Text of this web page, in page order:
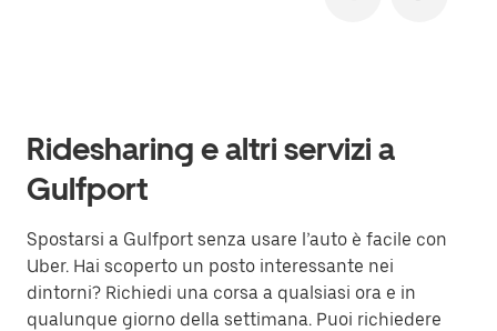
Ridesharing e altri servizi a
Gulfport
Spostarsi a Gulfport senza usare l’auto è facile con
Uber. Hai scoperto un posto interessante nei
dintorni? Richiedi una corsa a qualsiasi ora e in
qualunque giorno della settimana. Puoi richiedere